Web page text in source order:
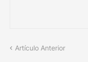
Artículo Anterior